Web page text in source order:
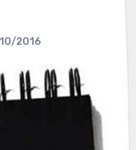
2016